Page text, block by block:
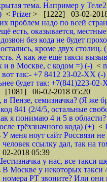
тема. Например у
< Prizer> [1222] 03-02-
проблем надо по всей
есть, оказывается,
без кода не будет
кроме двух
А как же ещё такси
и в Москве, с кодом =) (-) <
так:- +7 8412 23-02-ХХ (-
будет так: +7(841)223-
[1081] 06-02-2018 05:20
в Пензе, семизначка? (Я же
841 (2/4/5, остальные
я понимаю 4 и 5 в
трёхзначного кода) (+) <
У меня ноут сайт Россвязи
человек ссылку дал, так на
02-2018 05:39
у нас, все такси
В Москве у некоторых такси
номера РТ звоните? Или они